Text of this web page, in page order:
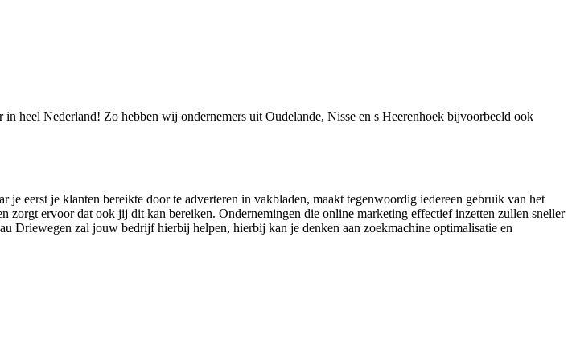
heel Nederland! Zo hebben wij ondernemers uit Oudelande, Nisse en s Heerenhoek bijvoorbeeld ook
eerst je klanten bereikte door te adverteren in vakbladen, maakt tegenwoordig iedereen gebruik van het
zorgt ervoor dat ook jij dit kan bereiken. Ondernemingen die online marketing effectief inzetten zullen sneller
Driewegen zal jouw bedrijf hierbij helpen, hierbij kan je denken aan zoekmachine optimalisatie en